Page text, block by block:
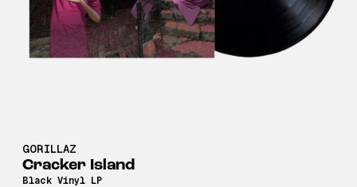
GORILLAZ
Cracker Island
Black Vinyl LP